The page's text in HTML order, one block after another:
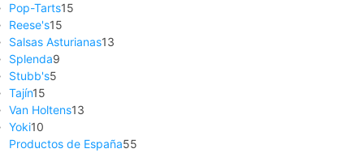
Pop-Tarts15
Reese's15
Salsas Asturianas13
Splenda9
Stubb's5
Tajín15
Van Holtens13
Yoki10
Productos de España55